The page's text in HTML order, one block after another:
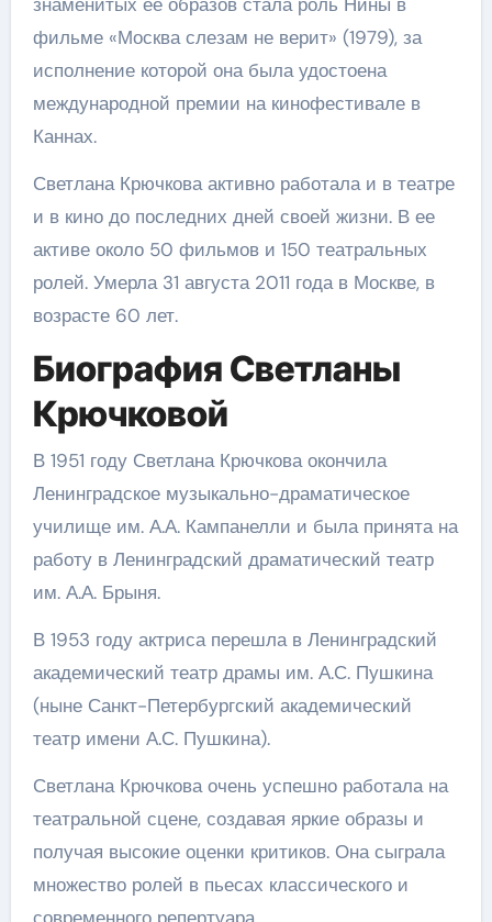
фильме «Москва слезам не верит» (1979), за
исполнение которой она была удостоена
международной премии на кинофестивале в
Каннах.
Светлана Крючкова активно работала и в театре
и в кино до последних дней своей жизни. В ее
активе около 50 фильмов и 150 театральных
ролей. Умерла 31 августа 2011 года в Москве, в
возрасте 60 лет.
Биография Светланы
Крючковой
В 1951 году Светлана Крючкова окончила
Ленинградское музыкально-драматическое
училище им. А.А. Кампанелли и была принята на
работу в Ленинградский драматический театр
им. А.А. Брыня.
В 1953 году актриса перешла в Ленинградский
академический театр драмы им. А.С. Пушкина
(ныне Санкт-Петербургский академический
театр имени А.С. Пушкина).
Светлана Крючкова очень успешно работала на
театральной сцене, создавая яркие образы и
получая высокие оценки критиков. Она сыграла
множество ролей в пьесах классического и
современного репертуара.